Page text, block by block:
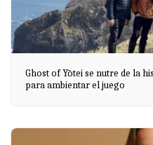
Ghost of Yōtei se nutre de la
para ambientar el juego